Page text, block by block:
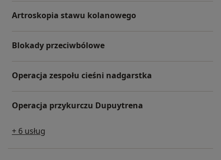
Artroskopia stawu kolanowego
Blokady przeciwbólowe
Operacja zespołu cieśni nadgarstka
Operacja przykurczu Dupuytrena
+ 6 usług